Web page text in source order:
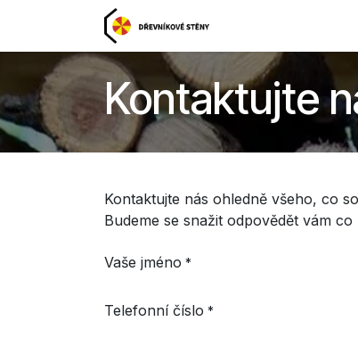
Kontaktujte
Kontaktujte nás ohledně všeho, co
Budeme se snažit odpovědět vám co
Vaše jméno *
Telefonní číslo *